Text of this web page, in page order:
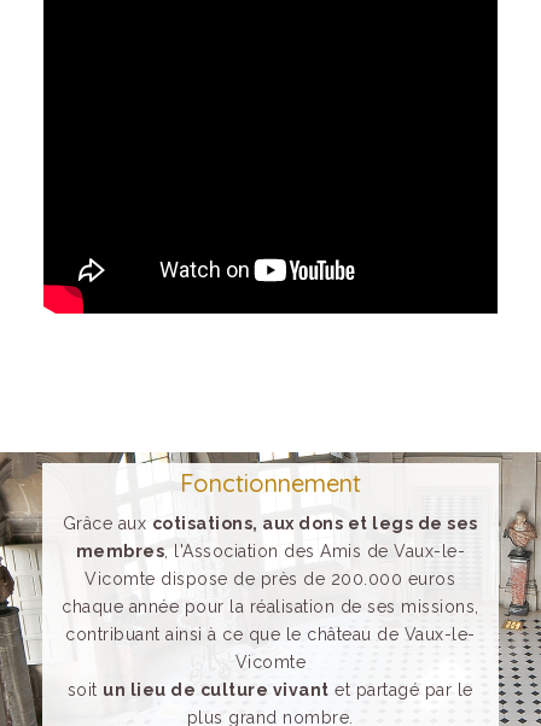
Fonctionnement
Grâce aux cotisations, aux dons et legs de ses
membres , l'Association des Amis de Vaux-le-
Vicomte dispose de près de 200.000 euros
chaque année pour la réalisation de ses missions,
contribuant ainsi à ce que le château de Vaux-le-
Vicomte
soit un lieu de culture vivant et partagé par le
plus grand nombre.